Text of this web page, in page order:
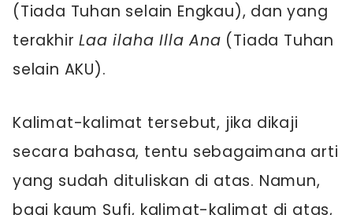
(Tiada Tuhan selain Engkau), dan yang
terakhirLaa ilaha Illa Ana (Tiada Tuhan
selain AKU).
Kalimat-kalimat tersebut, jika dikaji
secara bahasa, tentu sebagaimana arti
yang sudah dituliskan di atas. Namun,
bagi kaum Sufi, kalimat-kalimat di atas,